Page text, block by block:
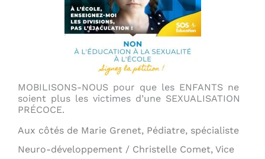
MOBILISONS-NOUS pour que les ENFANTS ne
soient plus les victimes d’une SEXUALISATION
PRÉCOCE.
Aux côtés de Marie Grenet, Pédiatre, spécialiste
Neuro-développement / Christelle Comet, Vice